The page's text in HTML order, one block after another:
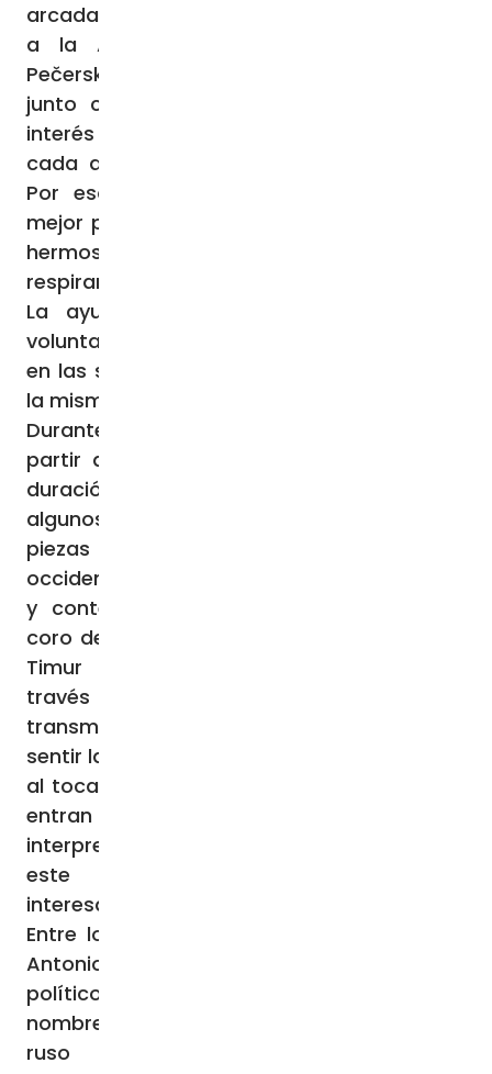
arcadas neogóticas de la catedral», explica
a la Agencia Fides la doctora Marija
Pečerskaja, directora de la edición 2025
junto con el doctor Dmitrij Voronkov. «El
interés por la catedral es muy grande y
cada año recibimos a muchos visitantes.
Por eso, intentamos organizarlo todo lo
mejor posible y transmitir a los invitados el
hermoso ambiente que nosotros mismos
respiramos en esta iglesia», añade Marija.
La ayuda prestada por los numerosos
voluntarios, feligreses de la catedral, tanto
en las semanas previas al evento como en
la misma noche, resulta fundamental.
Durante los tres conciertos programados a
partir de las 21:00 horas, de una hora de
duración cada uno, músicos profesionales,
algunos de ellos feligreses, interpretan
piezas de música litúrgica de la tradición
occidental -de la época medieval, moderna
y contemporánea- acompañados por el
coro de la catedral, dirigido por el maestro
Timur Dosaev. «Estoy seguro de que a
través de la música y el canto se puede
transmitir el misterio de este mundo, hacer
sentir la presencia de lo divino aquí y ahora:
al tocar, podemos hacer percibir a quienes
entran la fe y el amor que sentimos al
interpretar estas piezas. Por eso creo que
este evento es una oportunidad
interesante», declara el maestro a Fides.
Entre los músicos también ha participado
Antonio Gramsci, nieto del filósofo y
político marxista italiano del mismo
nombre. El profesor Gramsci, ciudadano
ruso nacido en Moscú, enseña